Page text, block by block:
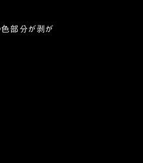
色部分が剥が